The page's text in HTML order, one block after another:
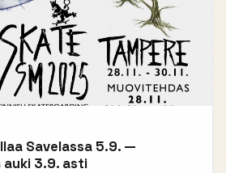
Savelassa 5.9. —
3.9. asti